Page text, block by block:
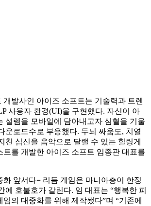
개발사인 아이즈 소프트는 기술력과 트렌
사용자 환경(UI)을 구현했다. 자신이 아
설렘을 모바일에 담아내고자 심혈을 기울
운로드수로 부응했다. 두뇌 싸움도, 치열
친 심신을 음악으로 달랠 수 있는 힐링게
트를 개발한 아이즈 소프트 임종관 대표를
앞서다= 리듬 게임은 마니아층이 한정
에 호불호가 갈린다. 임 대표는 “행복한 피
의 대중화를 위해 제작됐다”며 “기존에